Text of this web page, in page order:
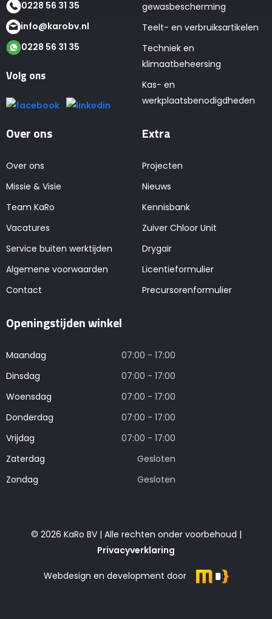
0228 56 31 35
info@karobv.nl
0228 56 31 35
Volg ons
gewasbescherming
Teelt- en verbruiksartikelen
Techniek en
klimaatbeheersing
Kas- en
werkplaatsbenodigdheden
Over ons
Over ons
Missie & Visie
Team KaRo
Vacatures
Service buiten werktijden
Algemene voorwaarden
Contact
Extra
Projecten
Nieuws
Kennisbank
Zuiver Chloor Unit
Drygair
Licentieformulier
Precursorenformulier
Openingstijden winkel
Maandag
07:00 - 17:00
Dinsdag
07:00 - 17:00
Woensdag
07:00 - 17:00
Donderdag
07:00 - 17:00
Vrijdag
07:00 - 17:00
Zaterdag
Gesloten
Zondag
Gesloten
© 2026 KaRo BV | Alle rechten onder voorbehoud |
Privacyverklaring
Webdesign en development door